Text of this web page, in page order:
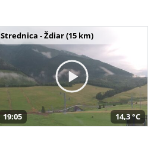
Strednica - Ždiar (15 km)
19:05 14,3 °C